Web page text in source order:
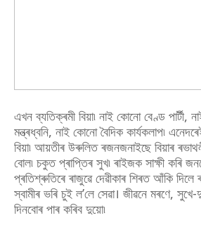
এখন ব্যতিক্ৰমী বিয়া৷ নাই কোনো বেণ্ড পাৰ্টী,
মন্ত্ৰধ্বনি, নাই কোনো বৈদিক কাৰ্যকলাপ৷
বিয়া৷ আয়তীৰ উৰুলিত ৰজনজনাইছে বিয়াৰ
বোল৷ চকুত প্ৰাপ্তিৰ সুখ৷ ৰাইজক সাক্ষী কৰি
প্ৰতিশ্ৰুতিৰে ৰাজুৱে দেৱীকাৰ শিৰত আঁকি দিলে
স্বামীৰ ভৰি চুই ল’লে সেৱা। জীৱনে মৰণে,
দিনবোৰ পাৰ কৰিব দুয়ো৷